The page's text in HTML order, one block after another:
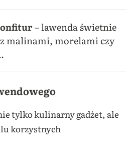
– lawenda świetnie
malinami, morelami czy
tylko kulinarny gadżet, ale
korzystnych